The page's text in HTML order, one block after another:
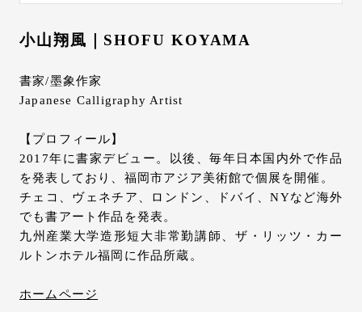
小山翔風｜SHOFU KOYAMA
書家/墨象作家
Japanese Calligraphy Artist
【プロフィール】
2017年に書家デビュー。以後、毎年日本国内外で作品
を発表しており、福岡市アジア美術館で個展を開催。
チェコ、ヴェネチア、ロンドン、ドバイ、NYなど海外
でも書アート作品を発表。
九州産業大学造形短大非常勤講師、ザ・リッツ・カー
ルトンホテル福岡に作品所蔵。
ホームページ